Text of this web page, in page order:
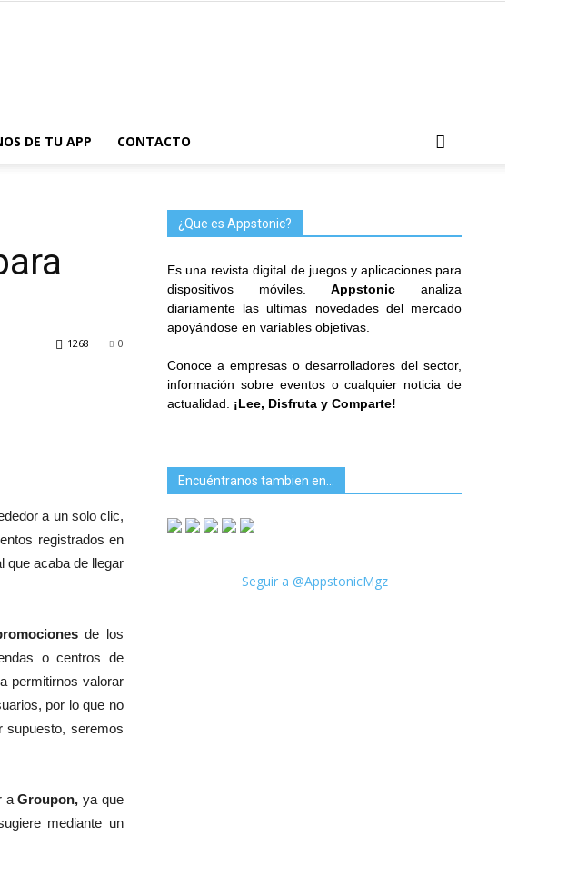
DE TU APP CONTACTO
0
1268
a un solo clic,
registrados en
que acaba de llegar
de los
o centros de
permitirnos valorar
por lo que no
supuesto, seremos
aGroupon, ya que
mediante un
¿Que es Appstonic?
Es una revista digital de juegos y aplicaciones para
dispositivos móviles.Appstonic analiza
diariamente las ultimas novedades del mercado
apoyándose en variables objetivas.
Conoce a empresas o desarrolladores del sector,
información sobre eventos o cualquier noticia de
actualidad. ¡Lee, Disfruta y Comparte!
Encuéntranos tambien en…
Seguir a @AppstonicMgz